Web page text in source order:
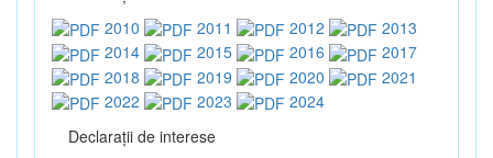
2010
2011 2012
2013
2014
2015 2016
2017
2018
2019 2020
2021
2022
2023
2024
Declaraţii de interese